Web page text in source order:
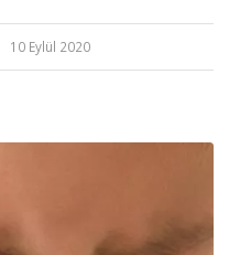
10 Eylül 2020